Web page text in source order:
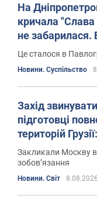
На
кричала "Слава
не забарилася.
Це сталося в
Новини. Суспільство
Захід
підготовці
територій
Закликали Москву
зобов’язання
Новини. Світ